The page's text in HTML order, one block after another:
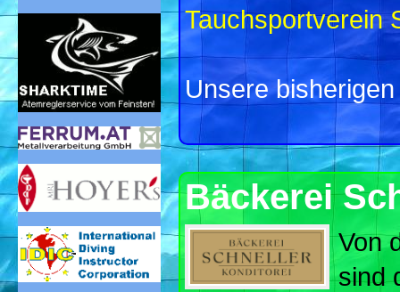
Tauchsportverein
Unsere
Bäckerei
Von
sind